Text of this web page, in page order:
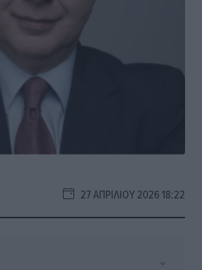
27 ΑΠΡΙΛΊΟΥ 2026 18:22
⌄